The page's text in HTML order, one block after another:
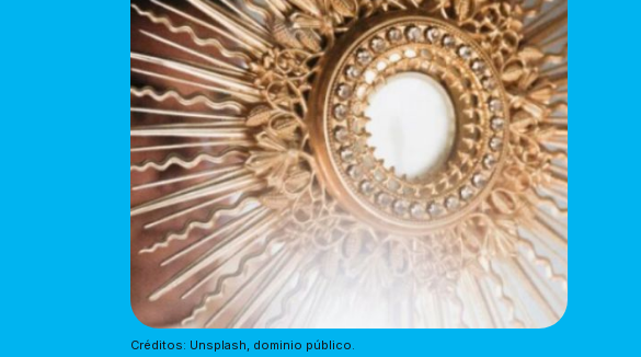
Créditos: Unsplash, dominio público.